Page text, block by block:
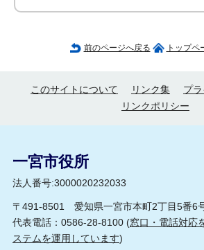
前のページへ戻る トップペ
このサイトについて リンク集
プ
リンクポリシー
一宮市役所
法人番号:3000020232033
〒491-8501 愛知県一宮市本町2丁目5番6
代表電話：0586-28-8100 (窓口・電話対応
ステムを運用しています)